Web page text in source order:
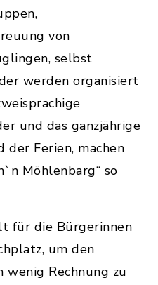
von
selbst
werden organisiert
und das ganzjährige
der Ferien, machen
Möhlenbarg“ so
für die Bürgerinnen
um den
Rechnung zu